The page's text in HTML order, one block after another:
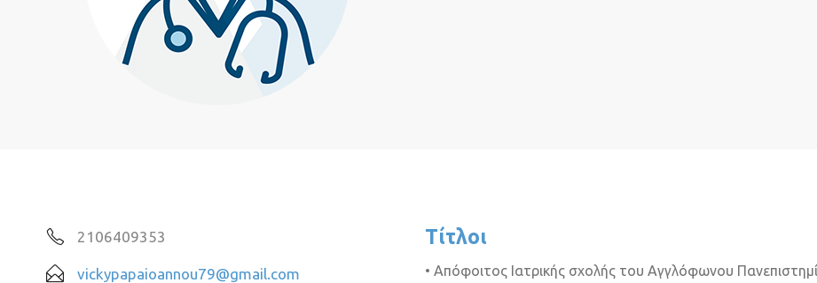
2106409353
vickypapaioannou79@gmail.com
Τίτλοι
• Απόφοιτος Ιατρικής σχολής του Αγγλόφωνου